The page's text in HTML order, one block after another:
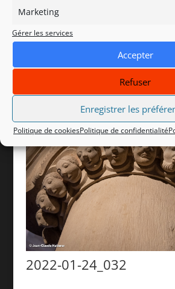
Marketing
Gérer les services
Accepter
Refuser
Enregistrer les
Politique de cookiesPolitique de confidentialité
2021-12-21_027-Mod-
2022-01-24_032